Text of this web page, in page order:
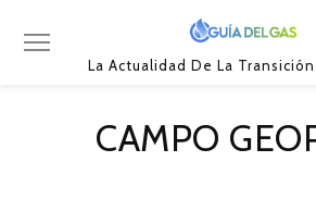
La Actualidad De La
CAMPO